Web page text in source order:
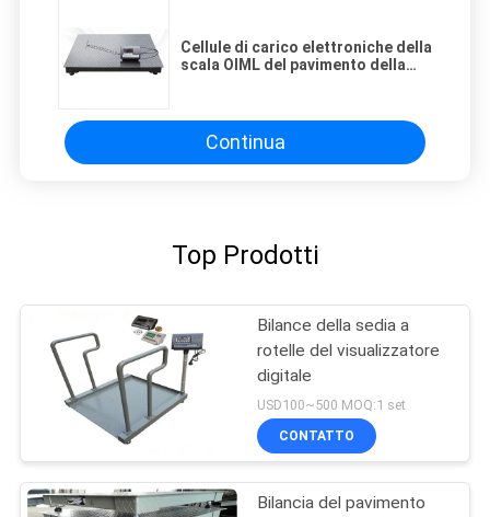
Cellule di carico elettroniche della
scala OIML del pavimento della
Continua
Top Prodotti
Bilance della sedia a
rotelle del visualizzatore
digitale
USD100~500 MOQ:1 set
CONTATTO
Bilancia del pavimento